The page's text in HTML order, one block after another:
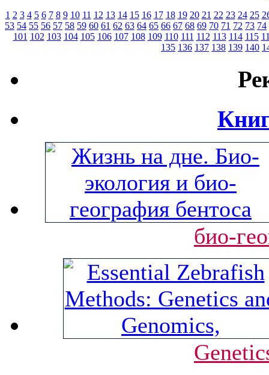
1 2 3 4 5 6 7 8 9 10 11 12 13 14 15 16 17 18 19 20 21 22 23 24 25
53 54 55 56 57 58 59 60 61 62 63 64 65 66 67 68 69 70 71 72 73 74
101 102 103 104 105 106 107 108 109 110 111 112 113 114 115
135 136 137 138 139 140
био-